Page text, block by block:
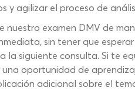
y agilizar el proceso de
nuestro examen DMV de
sin tener que
la siguiente consulta. Si te
una oportunidad de
adicional sobre el